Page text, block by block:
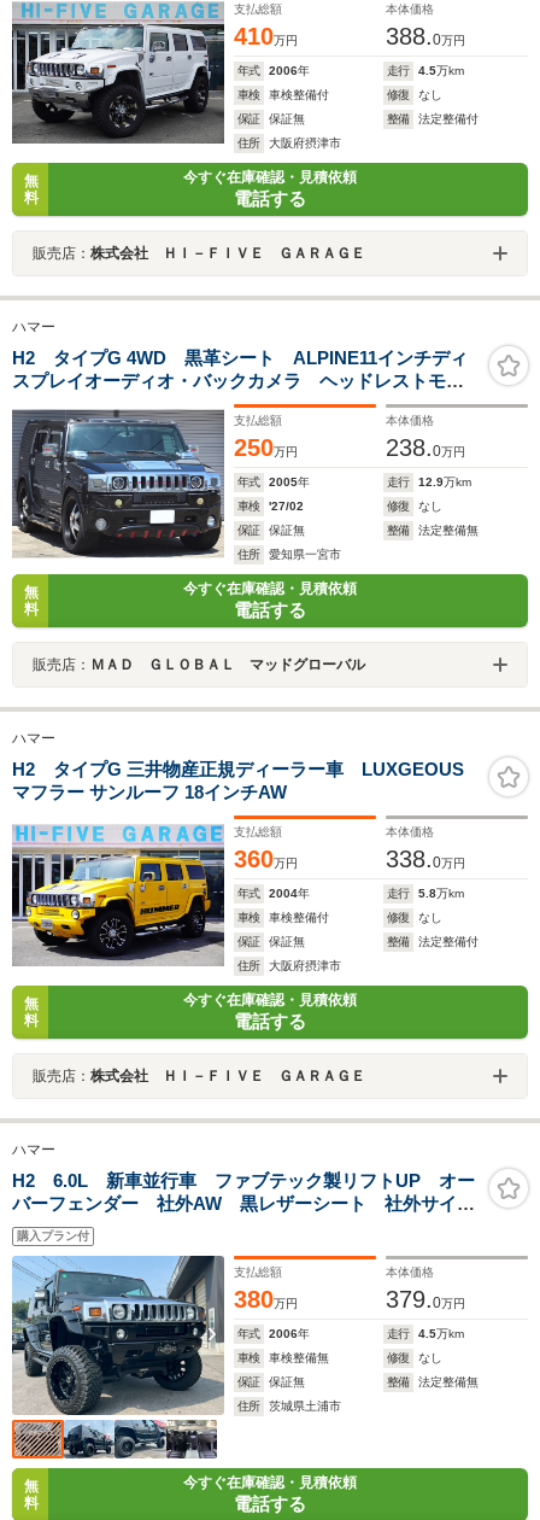
支払総額
410万円
本体価格
388.0万円
年式 2006年 走行 4.5万km
車検
車検整備付 修復
なし
保証
保証無 整備
法定整備付
住所
大阪府摂津市
無
料
今すぐ在庫確認・見積依頼
電話する
販売店： 株式会社 ＨＩ－ＦＩＶＥ ＧＡＲＡＧＥ
ハマー
H2 タイプG 4WD 黒革シート ALPINE11インチディ
スプレイオーディオ・バックカメラ ヘッドレストモニ
ター BOSEサウンド サンルーフ XENONエアロ 4
本出しマフラー 26インチAW ETC GPSレーダー ド
ライブレコーダー
支払総額
250万円
本体価格
238.0万円
年式 2005年 走行 12.9万km
車検
'27/02 修復
なし
保証
保証無 整備
法定整備無
住所
愛知県一宮市
無
料
今すぐ在庫確認・見積依頼
電話する
販売店： ＭＡＤ ＧＬＯＢＡＬ マッドグローバル
ハマー
H2 タイプG 三井物産正規ディーラー車 LUXGEOUS
マフラー サンルーフ 18インチAW
支払総額
360万円
本体価格
338.0万円
年式 2004年 走行 5.8万km
車検
車検整備付 修復
なし
保証
保証無 整備
法定整備付
住所
大阪府摂津市
無
料
今すぐ在庫確認・見積依頼
電話する
販売店： 株式会社 ＨＩ－ＦＩＶＥ ＧＡＲＡＧＥ
ハマー
H2 6.0L 新車並行車 ファブテック製リフトUP オー
バーフェンダー 社外AW 黒レザーシート 社外サイド
ステップ 3ナンバー サンルーフ
購入プラン付
支払総額
380万円
本体価格
379.0万円
年式 2006年 走行 4.5万km
車検
車検整備無 修復
なし
保証
保証無 整備
法定整備無
住所
茨城県土浦市
無
料
今すぐ在庫確認・見積依頼
電話する